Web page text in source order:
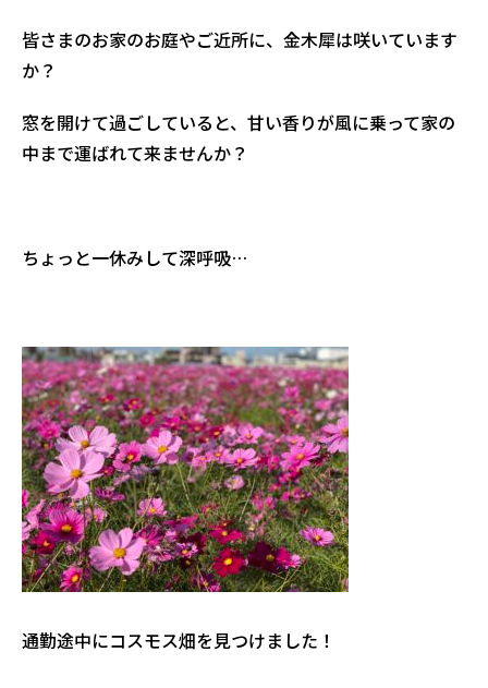
皆さまのお家のお庭やご近所に、金木犀は咲いています
か？
窓を開けて過ごしていると、甘い香りが風に乗って家の
中まで運ばれて来ませんか？
ちょっと一休みして深呼吸…
通勤途中にコスモス畑を見つけました！